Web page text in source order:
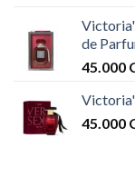
de
45.000
45.000